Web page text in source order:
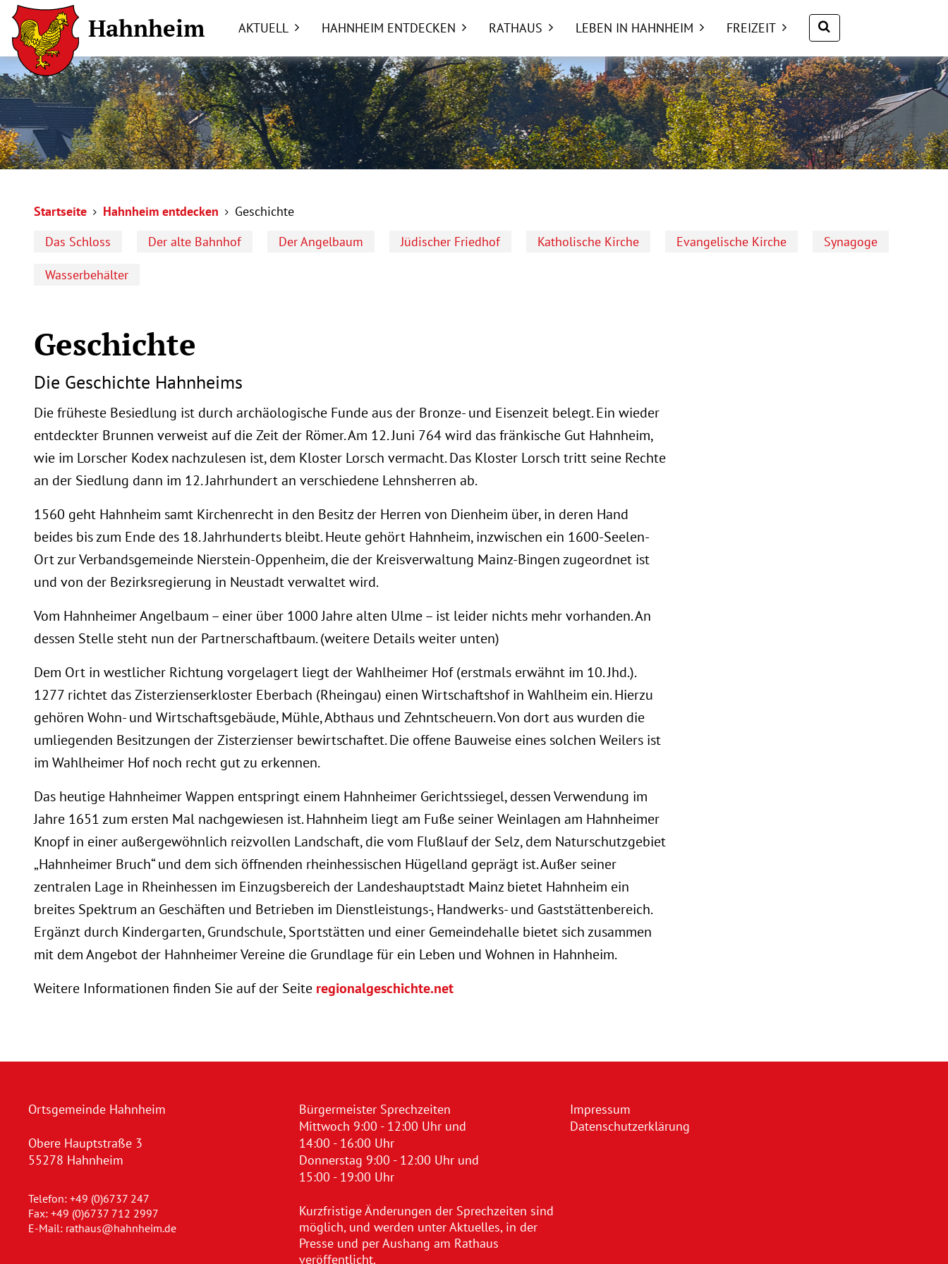
Hahnheim AKTUELL HAHNHEIM ENTDECKEN RATHAUS LEBEN IN HAHNHEIM FREIZEIT
Startseite Hahnheim entdecken
Geschichte
Das Schloss
Der alte Bahnhof Der Angelbaum Jüdischer Friedhof Katholische Kirche Evangelische Kirche Synagoge
Wasserbehälter
Geschichte
Die Geschichte Hahnheims
Die früheste Besiedlung ist durch archäologische Funde aus der Bronze- und Eisenzeit belegt. Ein wieder
entdeckter Brunnen verweist auf die Zeit der Römer. Am 12. Juni 764 wird das fränkische Gut Hahnheim,
wie im Lorscher Kodex nachzulesen ist, dem Kloster Lorsch vermacht. Das Kloster Lorsch tritt seine Rechte
an der Siedlung dann im 12. Jahrhundert an verschiedene Lehnsherren ab.
1560 geht Hahnheim samt Kirchenrecht in den Besitz der Herren von Dienheim über, in deren Hand
beides bis zum Ende des 18. Jahrhunderts bleibt. Heute gehört Hahnheim, inzwischen ein 1600-Seelen-
Ort zur Verbandsgemeinde Nierstein-Oppenheim, die der Kreisverwaltung Mainz-Bingen zugeordnet ist
und von der Bezirksregierung in Neustadt verwaltet wird.
Vom Hahnheimer Angelbaum – einer über 1000 Jahre alten Ulme – ist leider nichts mehr vorhanden. An
dessen Stelle steht nun der Partnerschaftbaum. (weitere Details weiter unten)
Dem Ort in westlicher Richtung vorgelagert liegt der Wahlheimer Hof (erstmals erwähnt im 10. Jhd.).
1277 richtet das Zisterzienserkloster Eberbach (Rheingau) einen Wirtschaftshof in Wahlheim ein. Hierzu
gehören Wohn- und Wirtschaftsgebäude, Mühle, Abthaus und Zehntscheuern. Von dort aus wurden die
umliegenden Besitzungen der Zisterzienser bewirtschaftet. Die offene Bauweise eines solchen Weilers ist
im Wahlheimer Hof noch recht gut zu erkennen.
Das heutige Hahnheimer Wappen entspringt einem Hahnheimer Gerichtssiegel, dessen Verwendung im
Jahre 1651 zum ersten Mal nachgewiesen ist. Hahnheim liegt am Fuße seiner Weinlagen am Hahnheimer
Knopf in einer außergewöhnlich reizvollen Landschaft, die vom Flußlauf der Selz, dem Naturschutzgebiet
„Hahnheimer Bruch“ und dem sich öffnenden rheinhessischen Hügelland geprägt ist. Außer seiner
zentralen Lage in Rheinhessen im Einzugsbereich der Landeshauptstadt Mainz bietet Hahnheim ein
breites Spektrum an Geschäften und Betrieben im Dienstleistungs-, Handwerks- und Gaststättenbereich.
Ergänzt durch Kindergarten, Grundschule, Sportstätten und einer Gemeindehalle bietet sich zusammen
mit dem Angebot der Hahnheimer Vereine die Grundlage für ein Leben und Wohnen in Hahnheim.
Weitere Informationen finden Sie auf der Seite regionalgeschichte.net
Ortsgemeinde Hahnheim
Obere Hauptstraße 3
55278 Hahnheim
Telefon: +49 (0)6737 247
Fax: +49 (0)6737 712 2997
E-Mail: rathaus@hahnheim.de
Bürgermeister Sprechzeiten
Mittwoch 9:00 - 12:00 Uhr und
14:00 - 16:00 Uhr
Donnerstag 9:00 - 12:00 Uhr und
15:00 - 19:00 Uhr
Kurzfristige Änderungen der Sprechzeiten sind
möglich, und werden unter Aktuelles, in der
Presse und per Aushang am Rathaus
veröffentlicht.
Impressum
Datenschutzerklärung